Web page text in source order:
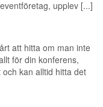
upplev [...]
att hitta om man inte
för din konferens,
kan alltid hitta det